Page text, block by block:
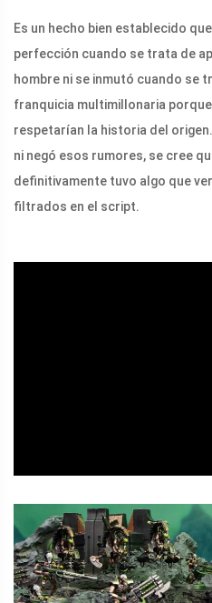
Es un hecho bien establecido
perfección cuando se trata de
hombre ni se inmutó cuando se
franquicia multimillonaria
respetarían la historia del
ni negó esos rumores, se cree
definitivamente tuvo algo que
filtrados en el script.